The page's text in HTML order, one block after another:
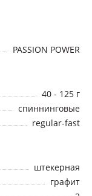
PASSION POWER
40 - 125 г
спиннинговые
regular-fast
штекерная
графит